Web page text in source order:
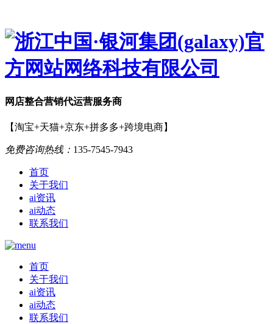
网店整合营销代运营服务商
【淘宝+天猫+京东+拼多多+跨境电商】
免费咨询热线： 135-7545-7943
首页
关于我们
ai资讯
ai动态
联系我们
首页
关于我们
ai资讯
ai动态
联系我们